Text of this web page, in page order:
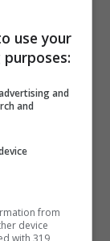
che
Juan
La
di
gli sono
use your
and
and
from
device
with 319